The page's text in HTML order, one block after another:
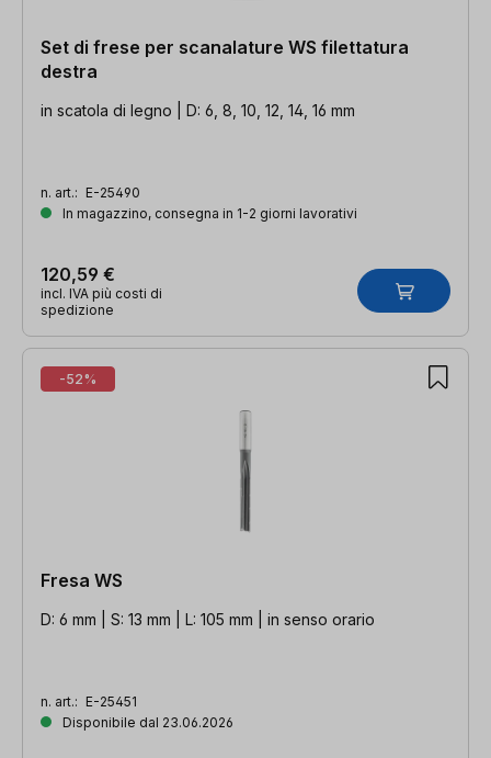
Set di frese per scanalature WS filettatura
destra
in scatola di legno | D: 6, 8, 10, 12, 14, 16 mm
n. art.: E-25490
In magazzino, consegna in 1-2 giorni lavorativi
120,59 €
incl. IVA più costi di
spedizione
-52%
Fresa WS
D: 6 mm | S: 13 mm | L: 105 mm | in senso orario
n. art.: E-25451
Disponibile dal 23.06.2026